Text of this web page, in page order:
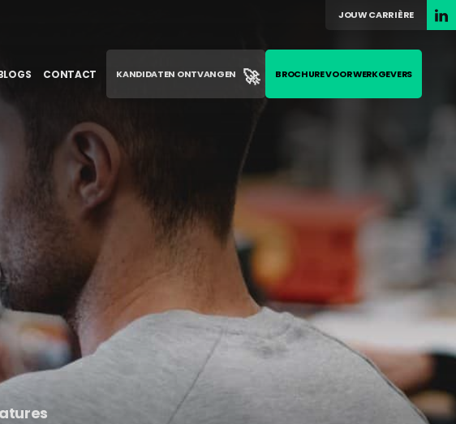
CONTACT
JOUW CARRIÈRE
KANDIDATEN ONTVANGEN 🚀 BROCHURE VOOR WERKGEVERS